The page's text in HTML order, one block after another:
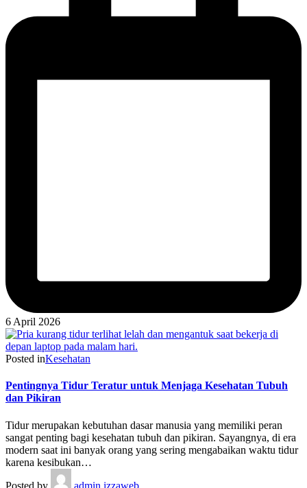
6 April 2026
Posted inKesehatan
Pentingnya Tidur Teratur untuk Menjaga Kesehatan Tubuh
dan Pikiran
Tidur merupakan kebutuhan dasar manusia yang memiliki peran
sangat penting bagi kesehatan tubuh dan pikiran. Sayangnya, di era
modern saat ini banyak orang yang sering mengabaikan waktu tidur
karena kesibukan…
Posted by
admin izzaweb